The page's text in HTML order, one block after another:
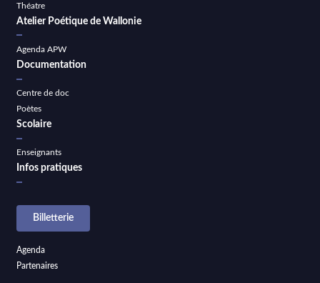
Théatre
Atelier Poétique de Wallonie
Agenda APW
Documentation
Centre de doc
Poètes
Scolaire
Enseignants
Infos pratiques
Billetterie
Agenda
Partenaires